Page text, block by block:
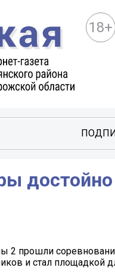
18+
2 прошли
и стал площадкой